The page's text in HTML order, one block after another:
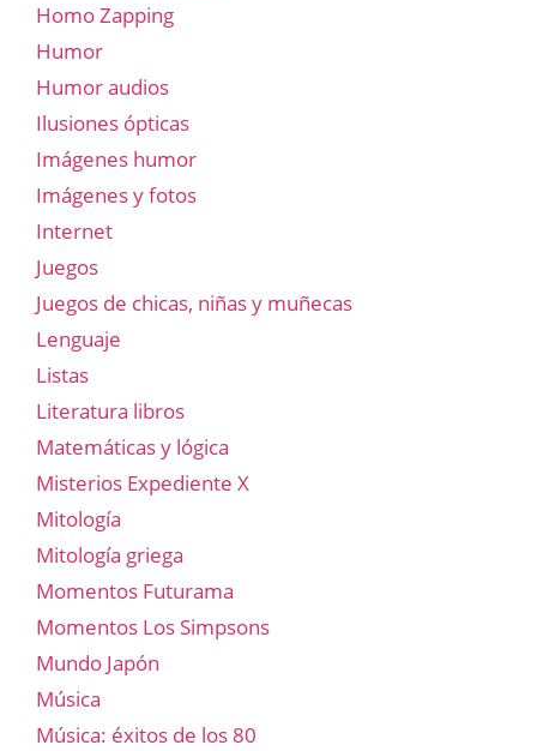
Homo Zapping
Humor
Humor audios
Ilusiones ópticas
Imágenes humor
Imágenes y fotos
Internet
Juegos
Juegos de chicas, niñas y muñecas
Lenguaje
Listas
Literatura libros
Matemáticas y lógica
Misterios Expediente X
Mitología
Mitología griega
Momentos Futurama
Momentos Los Simpsons
Mundo Japón
Música
Música: éxitos de los 80